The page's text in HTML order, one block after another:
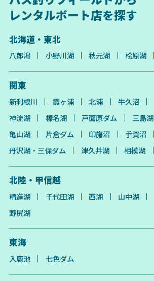
レンタルボート店を探す
北海道・東北
八郎潟 小野川湖 秋元湖 桧原湖
関東
新利根川 霞ヶ浦 北浦 牛久沼
神流湖
榛名湖 戸面原ダム 三島湖
亀山湖
片倉ダム 印旛沼
手賀沼
丹沢湖・三保ダム
津久井湖 相模湖
北陸・甲信越
精進湖 千代田湖 西湖 山中湖
野尻湖
東海
入鹿池 七色ダム